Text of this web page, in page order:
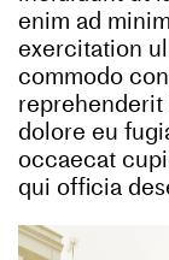
enim ad
exercitation
commodo
dolore eu
occaecat
qui officia